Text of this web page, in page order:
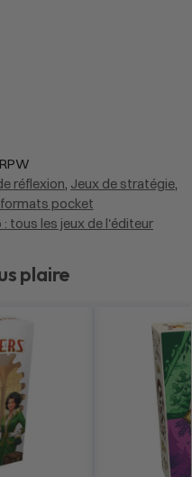
réflexion, Jeux de stratégie,
pocket
tous les jeux de l'éditeur
plaire